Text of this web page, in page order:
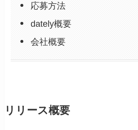
応募方法
dately概要
会社概要
リリース概要